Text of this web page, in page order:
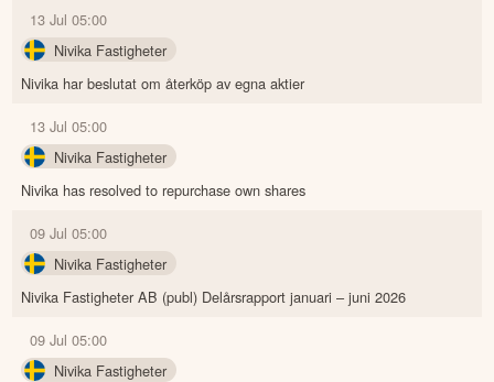
13 Jul 05:00
Nivika Fastigheter
Nivika har beslutat om återköp av egna aktier
13 Jul 05:00
Nivika Fastigheter
Nivika has resolved to repurchase own shares
09 Jul 05:00
Nivika Fastigheter
Nivika Fastigheter AB (publ) Delårsrapport januari – juni 2026
09 Jul 05:00
Nivika Fastigheter